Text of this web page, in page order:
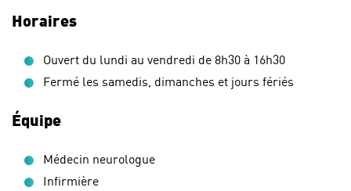
Horaires
Ouvert du lundi au vendredi de 8h30 à 16h30
Fermé les samedis, dimanches et jours fériés
Équipe
Médecin neurologue
Infirmière